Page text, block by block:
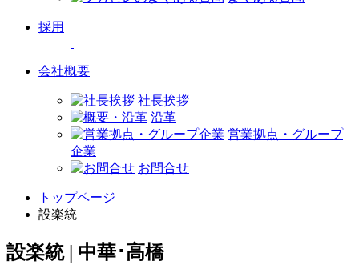
採用
会社概要
社長挨拶
沿革
営業拠点・グループ
企業
お問合せ
トップページ
設楽統
設楽統 | 中華･高橋